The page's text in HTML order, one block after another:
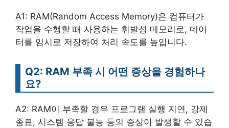
A1: RAM(Random Access Memory)은 컴퓨터가
작업을 수행할 때 사용하는 휘발성 메모리로, 데이
터를 임시로 저장하여 처리 속도를 높입니다.
Q2: RAM 부족 시 어떤 증상을 경험하나
요?
A2: RAM이 부족할 경우 프로그램 실행 지연, 강제
종료, 시스템 응답 불능 등의 증상이 발생할 수 있습